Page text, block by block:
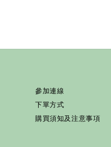
參加連線
下單方式
購買須知及注意事項